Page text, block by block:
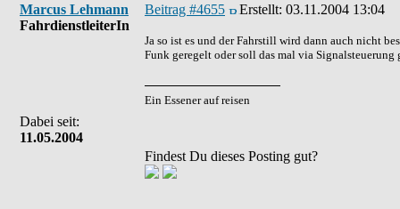
Marcus Lehmann
FahrdienstleiterIn
Dabei seit:
11.05.2004
Beitrag #4655 Erstellt: 03.11.2004 13:04
Ja so ist es und der Fahrstill wird dann auch nicht
Funk geregelt oder soll das mal via Signalsteuerung
Ein Essener auf reisen
Findest Du dieses Posting gut?